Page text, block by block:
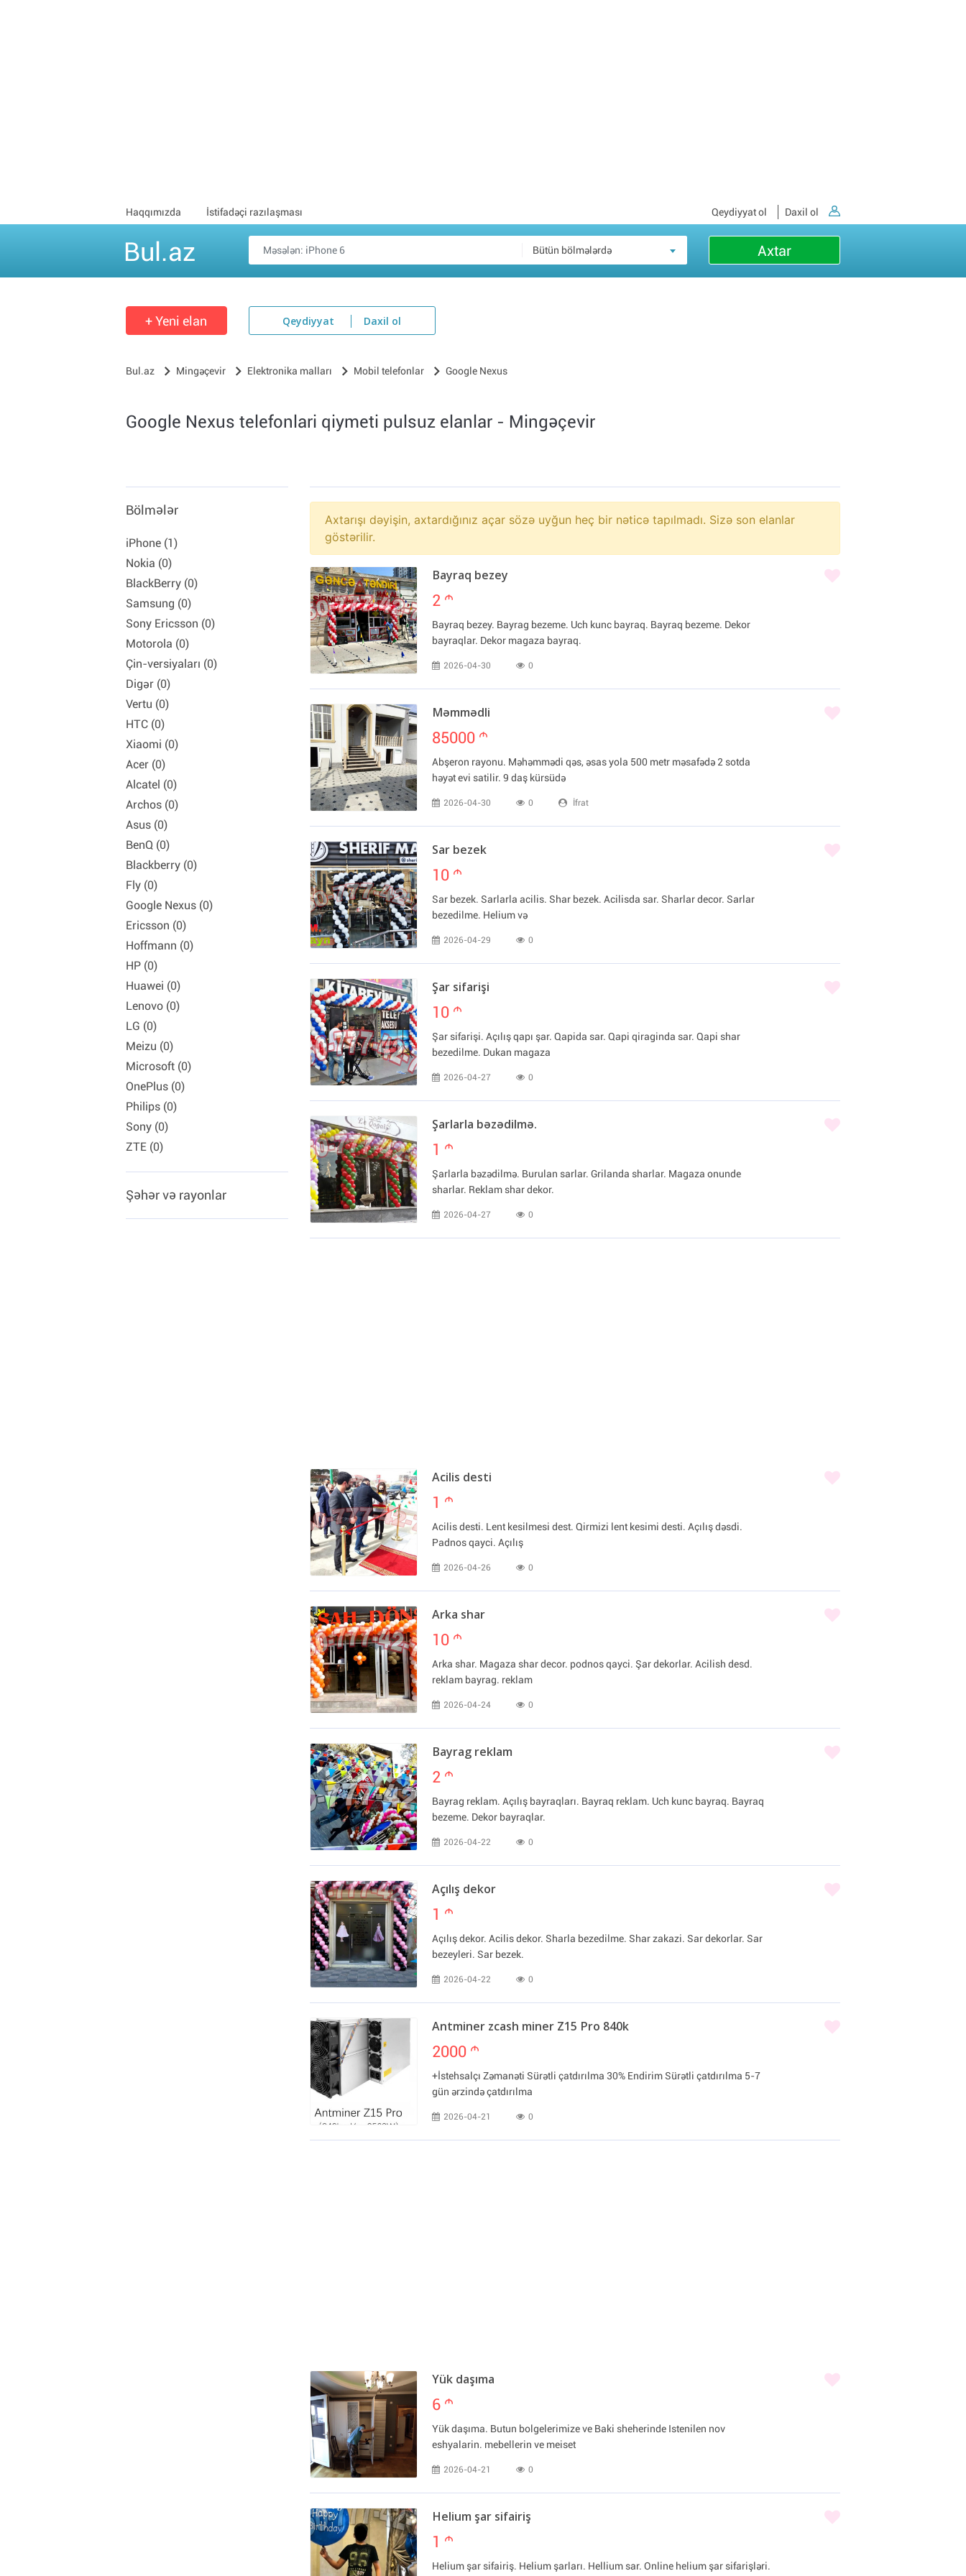
Haqqımızda İstifadəçi razılaşması Qeydiyyat ol Daxil ol
Bul.az Bütün bölmələrdə Axtar
+ Yeni elan Qeydiyyat Daxil ol
Bul.az Mingəçevir Elektronika malları Mobil telefonlar Google Nexus
Google Nexus telefonlari qiymeti pulsuz elanlar - Mingəçevir
Bölmələr
iPhone (1)
Nokia (0)
BlackBerry (0)
Samsung (0)
Sony Ericsson (0)
Motorola (0)
Çin-versiyaları (0)
Digər (0)
Vertu (0)
HTC (0)
Xiaomi (0)
Acer (0)
Alcatel (0)
Archos (0)
Asus (0)
BenQ (0)
Blackberry (0)
Fly (0)
Google Nexus (0)
Ericsson (0)
Hoffmann (0)
HP (0)
Huawei (0)
Lenovo (0)
LG (0)
Meizu (0)
Microsoft (0)
OnePlus (0)
Philips (0)
Sony (0)
ZTE (0)
Şəhər və rayonlar
Axtarışı dəyişin, axtardığınız açar sözə uyğun heç bir nəticə tapılmadı. Sizə son elanlar
göstərilir.
Bayraq bezey
2 m
Bayraq bezey. Bayrag bezeme. Uch kunc bayraq. Bayraq bezeme. Dekor
bayraqlar. Dekor magaza bayraq.
2026-04-30 0
Məmmədli
85000 m
Abşeron rayonu. Məhəmmədi qəs, əsas yola 500 metr məsafədə 2 sotda
həyət evi satilir. 9 daş kürsüdə
2026-04-30 0 İfrat
Sar bezek
10 m
Sar bezek. Sarlarla acilis. Shar bezek. Acilisda sar. Sharlar decor. Sarlar
bezedilme. Helium və
2026-04-29 0
Şar sifarişi
10 m
Şar sifarişi. Açılış qapı şar. Qapida sar. Qapi qiraginda sar. Qapi shar
bezedilme. Dukan magaza
2026-04-27 0
Şarlarla bəzədilmə.
1 m
Şarlarla bəzədilmə. Burulan sarlar. Grilanda sharlar. Magaza onunde
sharlar. Reklam shar dekor.
2026-04-27 0
Acilis desti
1 m
Acilis desti. Lent kesilmesi dest. Qirmizi lent kesimi desti. Açılış dəsdi.
Padnos qayci. Açılış
2026-04-26 0
Arka shar
10 m
Arka shar. Magaza shar decor. podnos qayci. Şar dekorlar. Acilish desd.
reklam bayrag. reklam
2026-04-24 0
Bayrag reklam
2 m
Bayrag reklam. Açılış bayraqları. Bayraq reklam. Uch kunc bayraq. Bayraq
bezeme. Dekor bayraqlar.
2026-04-22 0
Açılış dekor
1 m
Açılış dekor. Acilis dekor. Sharla bezedilme. Shar zakazi. Sar dekorlar. Sar
bezeyleri. Sar bezek.
2026-04-22 0
Antminer zcash miner Z15 Pro 840k
2000 m
+İstehsalçı Zəmanəti Sürətli çatdırılma 30% Endirim Sürətli çatdırılma 5-7
gün ərzində çatdırılma
2026-04-21 0
Yük daşıma
6 m
Yük daşıma. Butun bolgelerimize ve Baki sheherinde Istenilen nov
eshyalarin. mebellerin ve meiset
2026-04-21 0
Helium şar sifairiş
1 m
Helium şar sifairiş. Helium şarları. Hellium sar. Online helium şar sifarişləri.